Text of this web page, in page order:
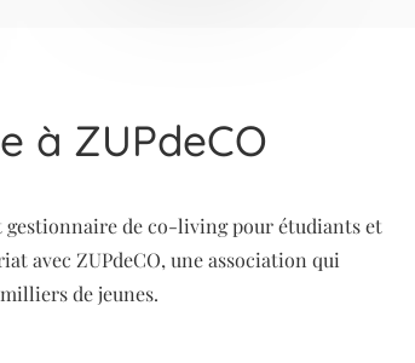
à ZUPdeCO
gestionnaire de co-living pour étudiants et
avec ZUPdeCO, une association qui
de jeunes.